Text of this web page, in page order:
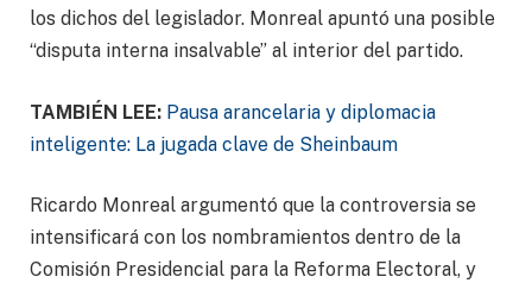
los dichos del legislador. Monreal apuntó una posible
“disputa interna insalvable” al interior del partido.
TAMBIÉN LEE: Pausa arancelaria y diplomacia
inteligente: La jugada clave de Sheinbaum
Ricardo Monreal argumentó que la controversia se
intensificará con los nombramientos dentro de la
Comisión Presidencial para la Reforma Electoral, y